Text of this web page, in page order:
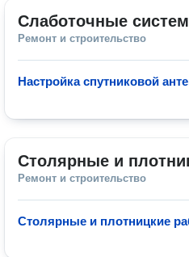
Слаботочные
Ремонт и строительство
Настройка спутниковой
Столярные и
Ремонт и строительство
Столярные и плотницкие